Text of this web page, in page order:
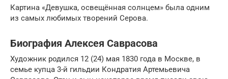
Картина «Девушка, освещённая солнцем» была одним
из самых любимых творений Серова.
Биография Алексея Саврасова
Художник родился 12 (24) мая 1830 года в Москве, в
семье купца 3-й гильдии Кондратия Артемьевича